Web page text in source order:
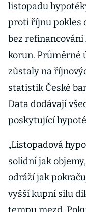
listopadu
proti říjnu pokles
bez
korun. Průměrné
zůstaly na
statistik České
Data dodávají
poskytující
„Listopadová
solidní jak
odráží jak
vyšší kupní sílu